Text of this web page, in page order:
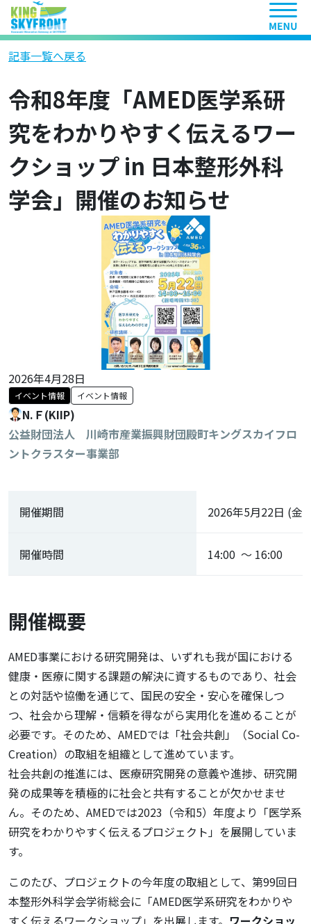
ヘッ
記事一覧へ戻る
令和8年度「AMED医学系研
究をわかりやすく伝えるワー
クショップ in 日本整形外科
学会」開催のお知らせ
2026年4月28日
イベント情報 イベント情報
N.Ｆ(KIIP)
公益財団法人 川崎市産業振興財団殿町キングスカイフロ
ントクラスター事業部
開催期間 2026年5月22日 (金)
開催時間 14:00 ～ 16:00
開催概要
AMED事業における研究開発は、いずれも我が国における
健康・医療に関する課題の解決に資するものであり、社会
との対話や協働を通じて、国民の安全・安心を確保しつ
つ、社会から理解・信頼を得ながら実用化を進めることが
必要です。そのため、AMEDでは「社会共創」（Social Co-
Creation）の取組を組織として進めています。
社会共創の推進には、医療研究開発の意義や進捗、研究開
発の成果等を積極的に社会と共有することが欠かせませ
ん。そのため、AMEDでは2023（令和5）年度より「医学系
研究をわかりやすく伝えるプロジェクト」を展開していま
す。
このたび、プロジェクトの今年度の取組として、第99回日
本整形外科学会学術総会に「AMED医学系研究をわかりや
すく伝えるワークショップ」を出展します。 ワークショッ